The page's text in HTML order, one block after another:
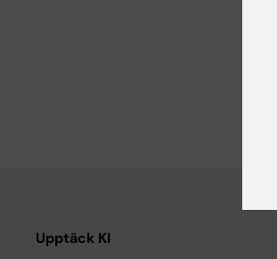
Upptäck KI